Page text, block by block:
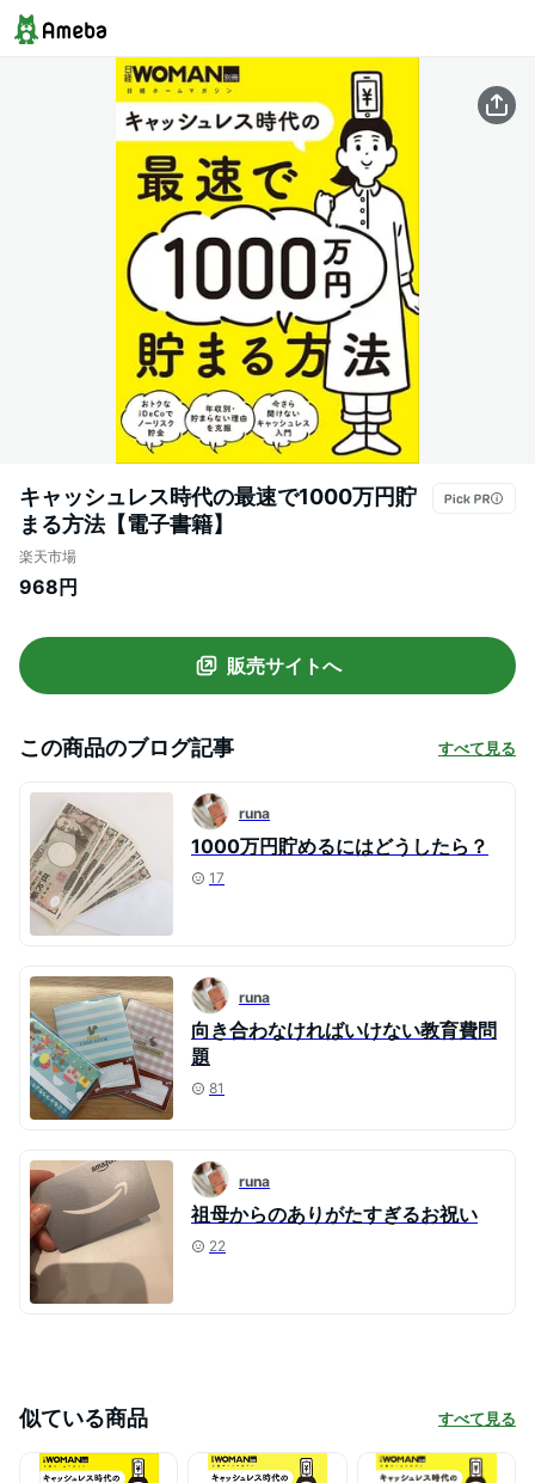
キャッシュレス時代の最速で1000万円貯
まる方法【電子書籍】
楽天市場
968円
販売サイトへ
この商品のブログ記事 すべて見る
runa
1000万円貯めるにはどうしたら？
17
runa
向き合わなければいけない教育費問
題
81
runa
祖母からのありがたすぎるお祝い
22
似ている商品 すべて見る